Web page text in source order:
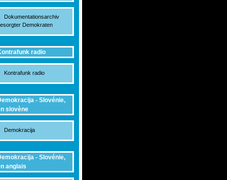
Dokumentationsarchiv
Demokraten
radio
Kontrafunk radio
- Slovénie,
slovène
Demokracija
- Slovénie,
anglais